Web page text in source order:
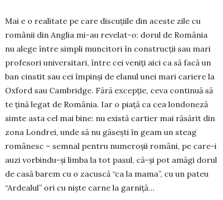
Mai e o realitate pe care discuțiile din aceste zile cu
românii din Anglia mi-au revelat-o: dorul de Ro­mâ­nia
nu alege între simpli muncitori în construcții sau mari
profesori universitari, între cei veniți aici ca să facă un
ban cinstit sau cei împinși de elanul unei mari cariere la
Oxford sau Cambridge. Fără excepție, ceva continuă să
te țină legat de România. Iar o piață ca cea londoneză
simte asta cel mai bine: nu există cartier mai răsărit din
zona Londrei, unde să nu gă­sești în geam un steag
românesc – semnal pentru nu­me­roșii români, pe care-i
auzi vorbindu-și limba la tot pasul, că-și pot amăgi dorul
de casă barem cu o zacuscă “ca la mama”, cu un pateu
“Ardealul” ori cu niște carne la garniță…